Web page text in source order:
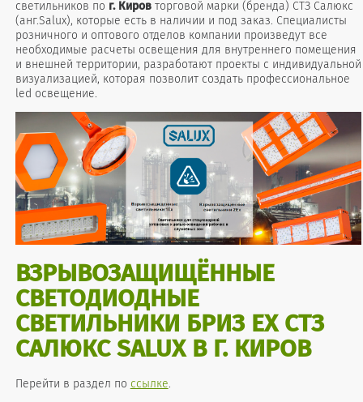
светильников по г. Кировторговой марки (бренда) СТЗ Салюкс
(анг.Salux), которые есть в наличии и под заказ. Специалисты
розничного и оптового отделов компании произведут все
необходимые расчеты освещения для внутреннего помещения
и внешней территории, разработают проекты с индивидуальной
визуализацией, которая позволит создать профессиональное
led освещение.
ВЗРЫВОЗАЩИЩЁННЫЕ
СВЕТОДИОДНЫЕ
СВЕТИЛЬНИКИ БРИЗ EX СТЗ
САЛЮКС SALUX В Г. КИРОВ
Перейти в раздел по ссылке.